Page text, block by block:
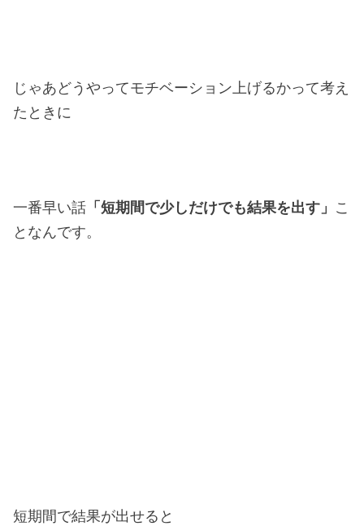
じゃあどうやってモチベーション上げるかって考え
たときに
一番早い話 「短期間で少しだけでも結果を出す」 こ
となんです。
短期間で結果が出せると